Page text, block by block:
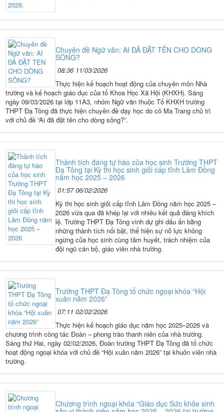
Chuyên đề Ngữ văn: AI ĐÃ ĐẶT TÊN CHO DÒNG
SÔNG?
08:36 11/03/2026
Thực hiện kế hoạch hoạt động của chuyên môn Nhà
trường và kế hoạch giáo dục của tổ Khoa Học Xã Hội (KHXH). Sáng
ngày 09/03/2026 tại lớp 11A3, nhóm Ngữ văn thuộc Tổ KHXH trường
THPT Đạ Tông đã thực hiện chuyên đề dạy học do cô Ma Trang chủ trì
với chủ đề “Ai đã đặt tên cho dòng sông?”.
Thành tích đáng tự hào của học sinh Trường THPT
Đạ Tông tại Kỳ thi học sinh giỏi cấp tỉnh Lâm Đồng
năm học 2025 – 2026
01:57 06/02/2026
Kỳ thi học sinh giỏi cấp tỉnh Lâm Đồng năm học 2025 –
2026 vừa qua đã khép lại với nhiều kết quả đáng khích
lệ. Trường THPT Đạ Tông vinh dự ghi dấu ấn bằng
những thành tích nổi bật, thể hiện sự nỗ lực không
ngừng của học sinh cùng tâm huyết, trách nhiệm của
đội ngũ cán bộ, giáo viên nhà trường.
Trường THPT Đạ Tông tổ chức ngoại khóa “Hội
xuân năm 2026”
07:11 02/02/2026
Thực hiện kế hoạch giáo dục năm học 2025–2026 và
chương trình công tác Đoàn – phong trào thanh niên của nhà trường.
Sáng thứ Hai, ngày 02/02/2026, Đoàn trường THPT Đạ Tông đã tổ chức
hoạt động ngoại khóa với chủ đề “Hội xuân năm 2026” tại khuôn viên nhà
trường.
Chương trình ngoại khóa “Giáo dục Sức khỏe sinh